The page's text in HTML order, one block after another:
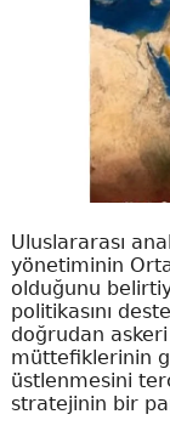
Uluslararası
yönetiminin
olduğunu
politikasını
doğrudan
müttefiklerinin
üstlenmesini
stratejinin bir